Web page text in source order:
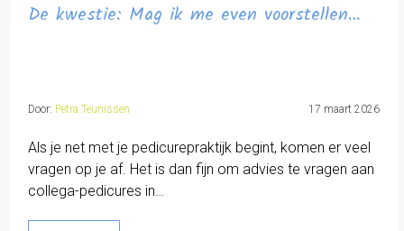
De kwestie: Mag ik me even voorstellen…
Door: Petra Teunissen 17 maart 2026
Als je net met je pedicurepraktijk begint, komen er veel
vragen op je af. Het is dan fijn om advies te vragen aan
collega-pedicures in…